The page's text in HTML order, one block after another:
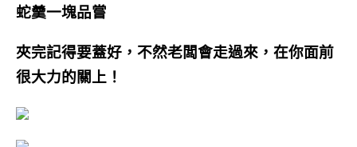
蛇羹一塊品嘗
夾完記得要蓋好，不然老闆會走過來，在你面前
很大力的關上！